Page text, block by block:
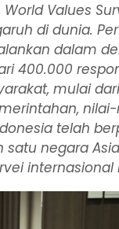
World Values
di dunia.
dalam
400.000
mulai
telah
satu negara
internasional